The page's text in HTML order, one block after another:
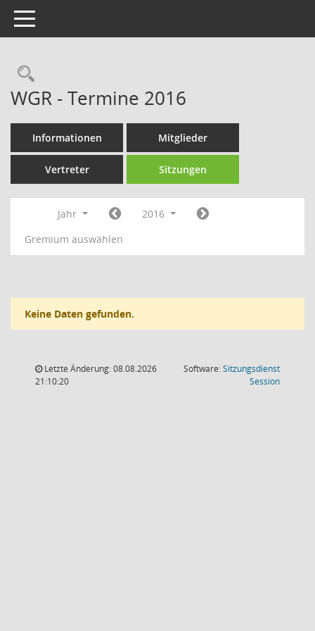
Toggle navigation
Rechercheauswahl
WGR - Termine 2016
Informationen Mitglieder
Vertreter Sitzungen
Jahr
2016
Gremium auswählen
Keine Daten gefunden.
Letzte Änderung: 08.08.2026
21:10:20
Software:Sitzungsdienst
Session(Wird in